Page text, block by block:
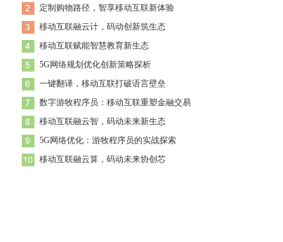
定制购物路径，智享移动互联新体验
移动互联融云计，码动创新筑生态
移动互联赋能智慧教育新生态
5G网络规划优化创新策略探析
一键翻译，移动互联打破语言壁垒
数字游牧程序员：移动互联重塑金融交易
移动互联融云智，码动未来新生态
5G网络优化：游牧程序员的实战探索
移动互联融云算，码动未来协创芯